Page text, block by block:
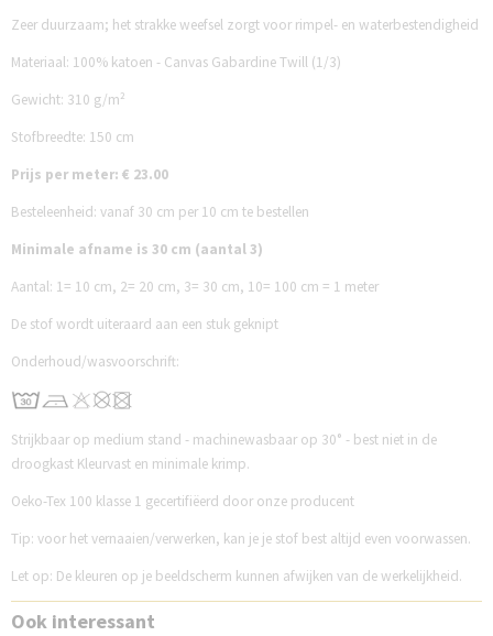
Zeer duurzaam; het strakke weefsel zorgt voor rimpel- en waterbestendigheid
Materiaal: 100% katoen - Canvas Gabardine Twill (1/3)
Gewicht: 310 g/m²
Stofbreedte: 150 cm
Prijs per meter: € 23.00
Besteleenheid: vanaf 30 cm per 10 cm te bestellen
Minimale afname is 30 cm (aantal 3)
Aantal: 1= 10 cm, 2= 20 cm, 3= 30 cm, 10= 100 cm = 1 meter
De stof wordt uiteraard aan een stuk geknipt
Onderhoud/wasvoorschrift:
Strijkbaar op medium stand - machinewasbaar op 30° - best niet in de
droogkast Kleurvast en minimale krimp.
Oeko-Tex 100 klasse 1 gecertifiëerd door onze producent
Tip: voor het vernaaien/verwerken, kan je je stof best altijd even voorwassen.
Let op: De kleuren op je beeldscherm kunnen afwijken van de werkelijkheid.
Ook interessant